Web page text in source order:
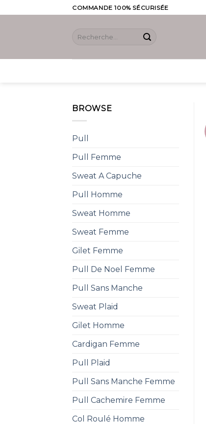
to
COMMANDE 100% SÉCURISÉE
Recherche
BROWSE
Pull
Pull Femme
Sweat A Capuche
Pull Homme
Sweat Homme
Sweat Femme
Gilet Femme
Pull De Noel Femme
Pull Sans Manche
Sweat Plaid
Gilet Homme
Cardigan Femme
Pull Plaid
Pull Sans Manche Femme
Pull Cachemire Femme
Col Roulé Homme